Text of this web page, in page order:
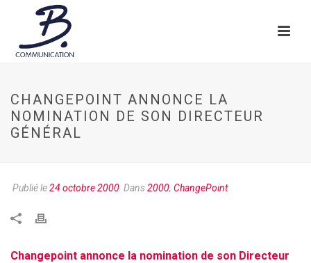
CHANGEPOINT ANNONCE LA
NOMINATION DE SON DIRECTEUR
GÉNÉRAL
Publié le24 octobre 2000 Dans2000, ChangePoint
Changepoint annonce la nomination de son Directeur